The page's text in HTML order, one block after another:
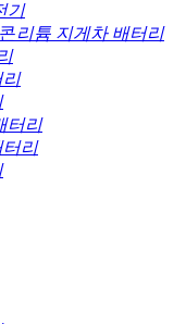
기
리튬 지게차 배터리
리
터리
터리